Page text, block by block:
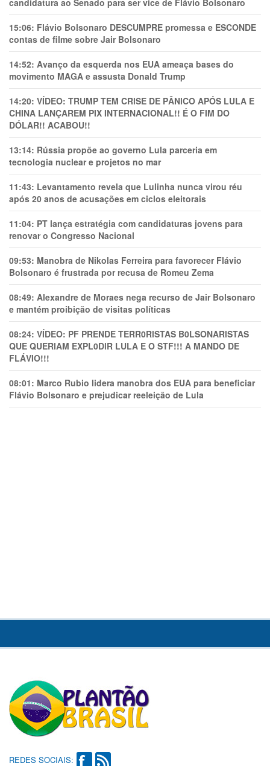
candidatura ao Senado para ser vice de Flávio Bolsonaro
15:06: Flávio Bolsonaro DESCUMPRE promessa e ESCONDE
contas de filme sobre Jair Bolsonaro
14:52: Avanço da esquerda nos EUA ameaça bases do
movimento MAGA e assusta Donald Trump
14:20: VÍDEO: TRUMP TEM CRlSE DE PÂNlCO APÓS LULA E
CHINA LANÇAREM PIX INTERNACIONAL!! É O FIM DO
DÓLAR!! ACABOU!!
13:14: Rússia propõe ao governo Lula parceria em
tecnologia nuclear e projetos no mar
11:43: Levantamento revela que Lulinha nunca virou réu
após 20 anos de acusações em ciclos eleitorais
11:04: PT lança estratégia com candidaturas jovens para
renovar o Congresso Nacional
09:53: Manobra de Nikolas Ferreira para favorecer Flávio
Bolsonaro é frustrada por recusa de Romeu Zema
08:49: Alexandre de Moraes nega recurso de Jair Bolsonaro
e mantém proibição de visitas políticas
08:24: VÍDEO: PF PRENDE TERR0RlSTAS B0LSONARlSTAS
QUE QUERIAM EXPL0DlR LULA E O STF!!! A MANDO DE
FLÁVIO!!!
08:01: Marco Rubio lidera manobra dos EUA para beneficiar
Flávio Bolsonaro e prejudicar reeleição de Lula
REDES SOCIAIS: